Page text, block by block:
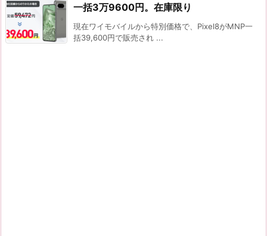
一括3万9600円。在庫限り
現在ワイモバイルから特別価格で、Pixel8がMNP一
括39,600円で販売され ...